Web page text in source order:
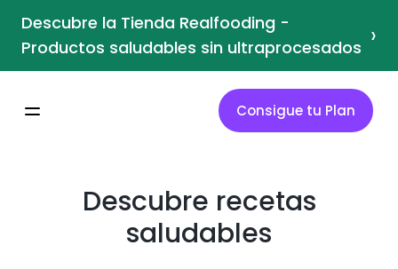
Descubre la Tienda Realfooding -
Productos saludables sin ultraprocesados ›
Consigue tu Plan
Descubre recetas
saludables